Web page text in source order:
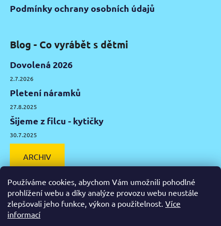
Používáme cookies, abychom Vám umožnili pohodlné
prohlížení webu a díky analýze provozu webu neustále
zlepšovali jeho funkce, výkon a použitelnost. Více
informací
Podmínky ochrany osobních údajů
Blog - Co vyrábět s dětmi
Dovolená 2026
2.7.2026
Pletení náramků
27.8.2025
Šijeme z filcu - kytičky
30.7.2025
ARCHIV
Facebook